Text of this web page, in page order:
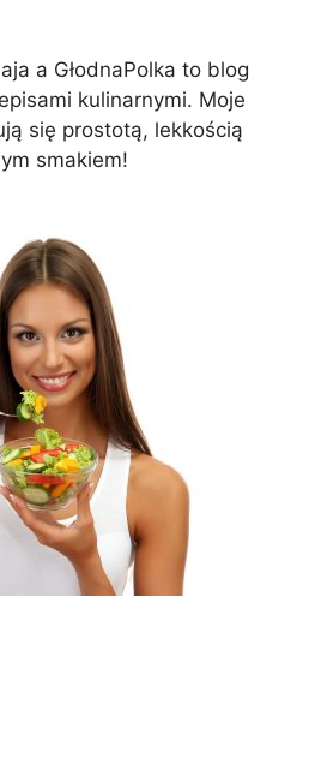
a GłodnaPolka to blog
kulinarnymi. Moje
się prostotą, lekkością
smakiem!